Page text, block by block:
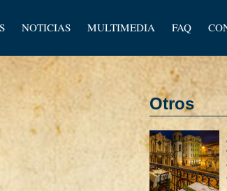
NOTICIAS MULTIMEDIA FAQ
Otros